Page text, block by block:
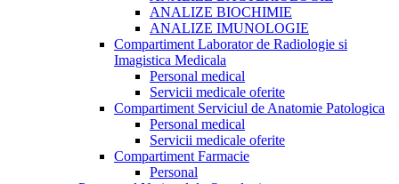
ANALIZE BIOCHIMIE
ANALIZE IMUNOLOGIE
Compartiment Laborator de Radiologie si
Imagistica Medicala
Personal medical
Servicii medicale oferite
Compartiment Serviciul de Anatomie Patologica
Personal medical
Servicii medicale oferite
Compartiment Farmacie
Personal